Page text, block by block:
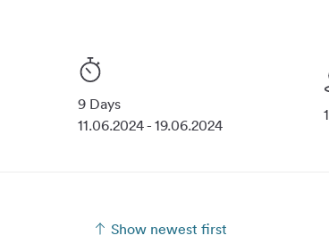
9 Days
11.06.2024 - 19.06.2024
Show newest first